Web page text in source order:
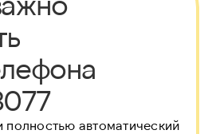
автоматический